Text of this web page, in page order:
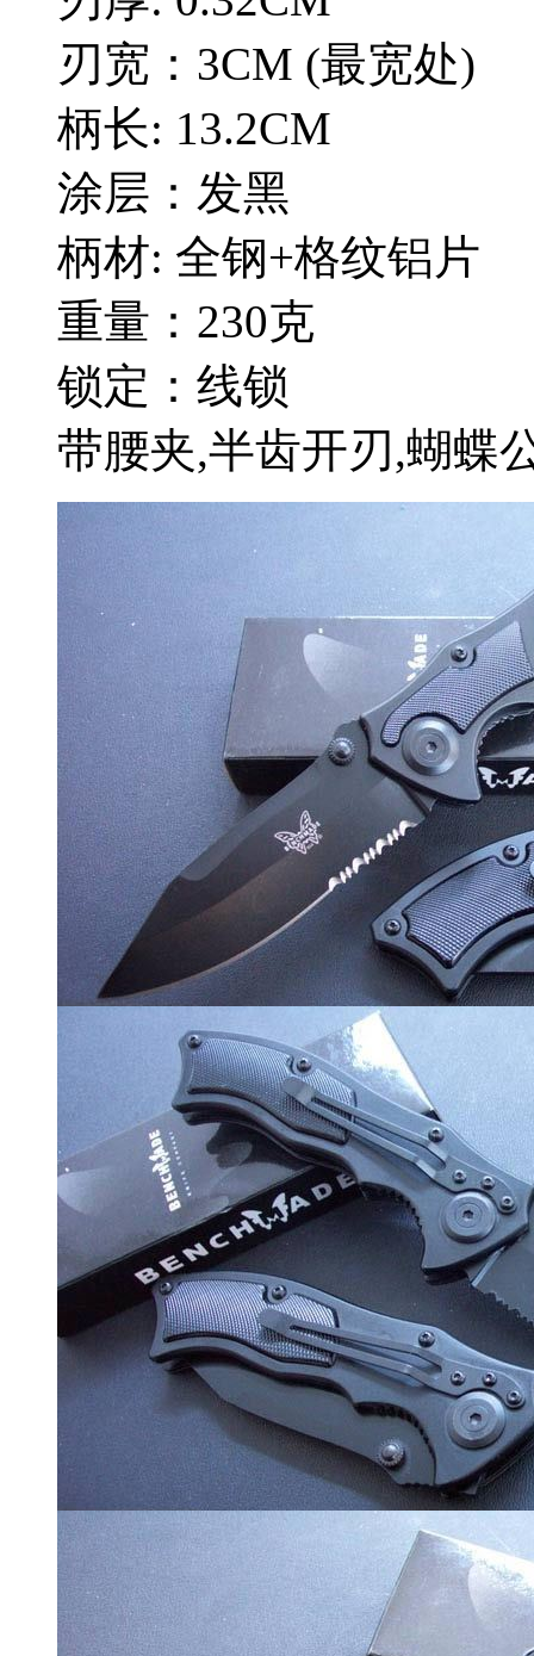
刃宽：3CM (最宽处)
柄长: 13.2CM
涂层：发黑
柄材: 全钢+格纹铝片
重量：230克
锁定：线锁
带腰夹,半齿开刃,蝴蝶